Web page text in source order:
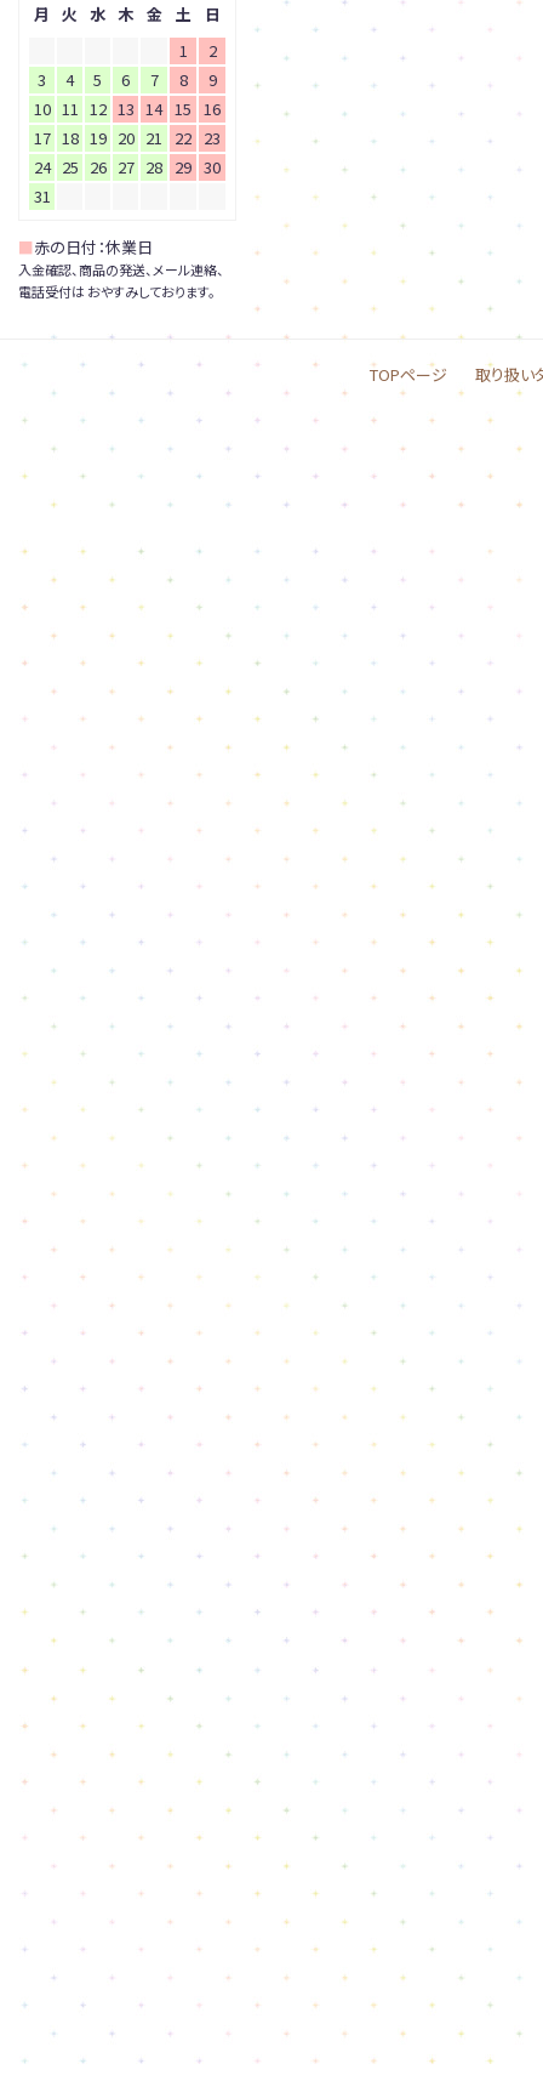
月 火 水 木 金 土
日
1
2
3
4 5 6 7 8
9
10 11 12 13 14 15
16
17 18 19 20 21 22 23
24 25 26 27 28 29 30
31
■赤の日付：休業日
入金確認、商品の発送、メール連絡、
電話受付は おやすみしております。
TOPページ 取り扱い